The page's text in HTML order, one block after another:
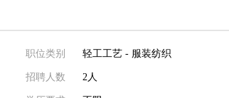
职位类别 轻工工艺 - 服装纺织
招聘人数 2人